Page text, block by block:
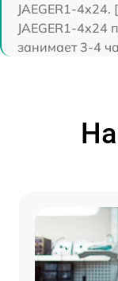
JAEGER1-
JAEGER1-4x24
занимает 3-4